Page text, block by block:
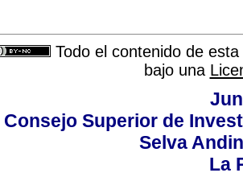
Todo el contenido de
bajo una
Consejo Superior de
Selva
La